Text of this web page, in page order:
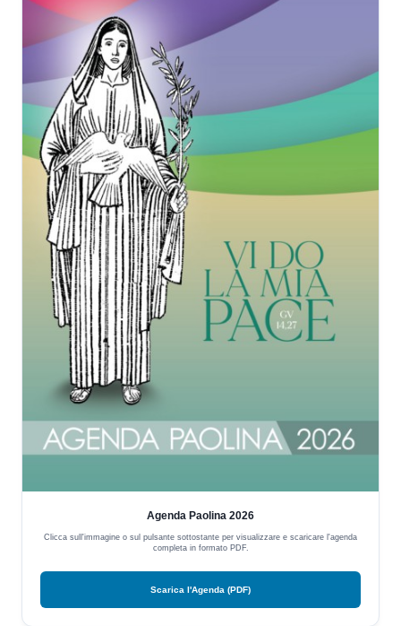
Agenda Paolina 2026
Clicca sull'immagine o sul pulsante sottostante per visualizzare e scaricare l'agenda
completa in formato PDF.
Scarica l'Agenda (PDF)